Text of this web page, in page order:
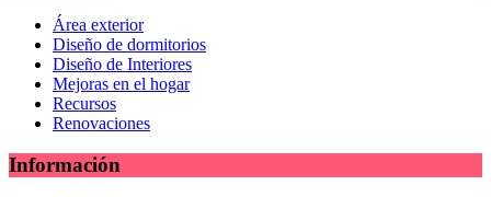
Área exterior
Diseño de dormitorios
Diseño de Interiores
Mejoras en el hogar
Recursos
Renovaciones
Información